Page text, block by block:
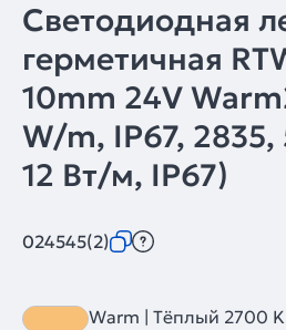
Светодиодная
герметичная
10mm 24V
W/m, IP67,
12 Вт/м, IP67)
024545(2)
Warm | Тёплый 2700 K